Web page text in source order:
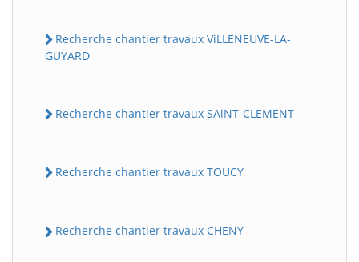
Recherche chantier travaux ViLLENEUVE-LA-
GUYARD
Recherche chantier travaux SAiNT-CLEMENT
Recherche chantier travaux TOUCY
Recherche chantier travaux CHENY